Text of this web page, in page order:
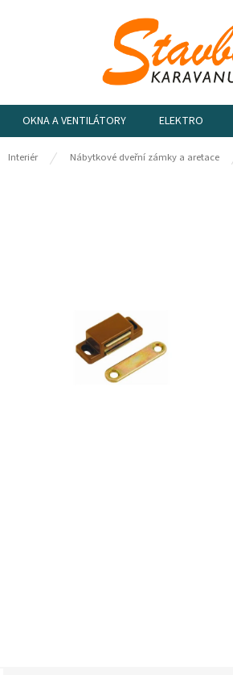
OKNA A VENTILÁTORY ELEKTRO
Interiér Nábytkové dveřní zámky a aretace